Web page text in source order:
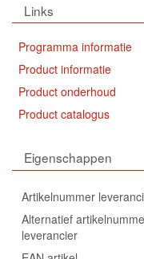
Links
Programma informatie
Product informatie
Product onderhoud
Product catalogus
Eigenschappen
Artikelnummer
Alternatief
leverancier